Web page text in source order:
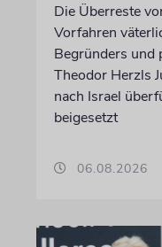
Die Überreste
Vorfahren
Begründers und
Theodor Herzls
nach Israel
beigesetzt
06.08.2026